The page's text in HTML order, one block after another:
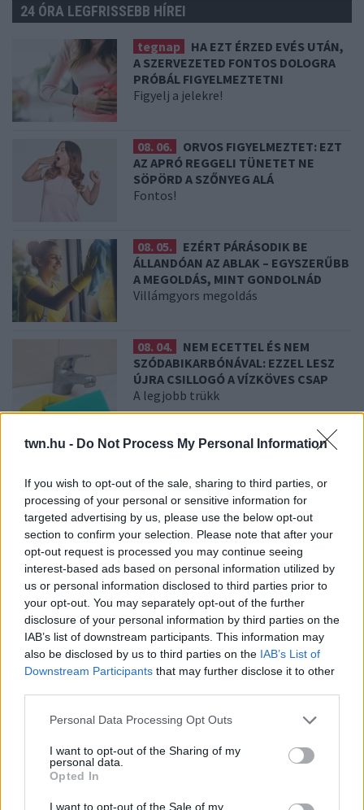
twn.hu - Do Not Process My Personal Information
If you wish to opt-out of the sale, sharing to third parties, or
processing of your personal or sensitive information for
targeted advertising by us, please use the below opt-out
section to confirm your selection. Please note that after your
opt-out request is processed you may continue seeing
interest-based ads based on personal information utilized by
us or personal information disclosed to third parties prior to
your opt-out. You may separately opt-out of the further
disclosure of your personal information by third parties on the
IAB’s list of downstream participants. This information may
also be disclosed by us to third parties on the IAB’s List of
Downstream Participants that may further disclose it to other
Please note that this website/app uses one or more Google
not limited to your visit or usage behaviour. You may click to
grant or deny consent to Google and its third-party tags to
use your data for below specified purposes in below Google
consent section.
Personal Data Processing Opt Outs
I want to opt-out of the Sharing of my
personal data.
Opted In
I want to opt-out of the Sale of my
24 ÓRA LEGFRISSEBB HÍREI
tegnap
HA EZT ÉRZED EVÉS UTÁN,
A SZERVEZETED FONTOS DOLOGRA
PRÓBÁL FIGYELMEZTETNI
Figyelj a jelekre!
08. 06.
ORVOS FIGYELMEZTET: EZT
AZ APRÓ REGGELI TÜNETET NE
SÖPÖRD A SZŐNYEG ALÁ
Fontos!
08. 05.
EZÉRT PÁRÁSODIK BE
ÁLLANDÓAN AZ ABLAK – EGYSZERŰBB
A MEGOLDÁS, MINT GONDOLNÁD
Villámgyors megoldás
08. 04.
NEM ECETTEL ÉS NEM
SZÓDABIKARBÓNÁVAL: EZZEL LESZ
ÚJRA CSILLOGÓ A VÍZKÖVES CSAP
A legjobb trükk
08. 03.
HA MINDIG EZT A MONDATOT HASZNÁLOD, AZ
Te szoktad?
08. 02.
SOKAN ROSSZUL TÁROLJÁK A GYÓGYSZEREIKET –
EMIATT CSÖKKENHET A HATÁSUK
Érdemes odafigyelni rá
EGYRE TÖBB FIATALNÁL JELENTKEZIK EZ A
VITAMINHIÁNY – ILYEN JELEKRE FIGYELJ
Erre figyelj!
07. 31.
NEM A CITROMSAV, AZ ECET VAGY A
SZÓDABIKARBÓNA A LEGERŐSEBB: EZT HASZNÁLJÁK A
SZÁLLODÁKBAN A VÍZKŐ ELLEN
Ez a szer tényleg eltünteti a vízkövet
24 óra